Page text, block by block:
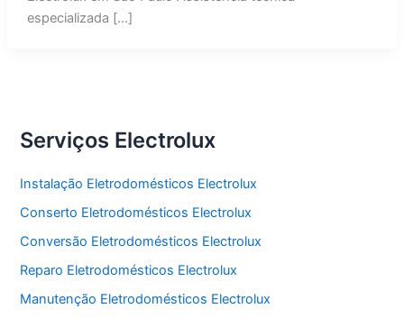
especializada […]
Serviços Electrolux
Instalação Eletrodomésticos Electrolux
Conserto Eletrodomésticos Electrolux
Conversão Eletrodomésticos Electrolux
Reparo Eletrodomésticos Electrolux
Manutenção Eletrodomésticos Electrolux